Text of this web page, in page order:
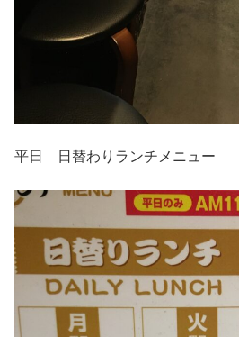
平日 日替わりランチメニュー